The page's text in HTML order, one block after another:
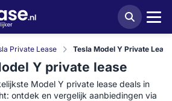
Private Lease Tesla Model Y Private Lease
Y private lease
Model Y private lease deals in
ontdek en vergelijk aanbiedingen via